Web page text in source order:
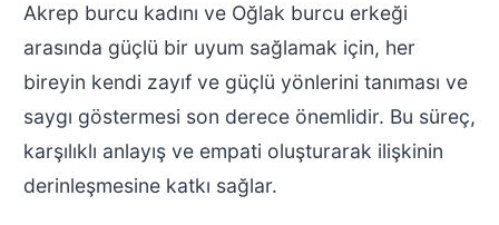
Akrep burcu kadını ve Oğlak burcu erkeği
arasında güçlü bir uyum sağlamak için, her
bireyin kendi zayıf ve güçlü yönlerini tanıması ve
saygı göstermesi son derece önemlidir. Bu süreç,
karşılıklı anlayış ve empati oluşturarak ilişkinin
derinleşmesine katkı sağlar.